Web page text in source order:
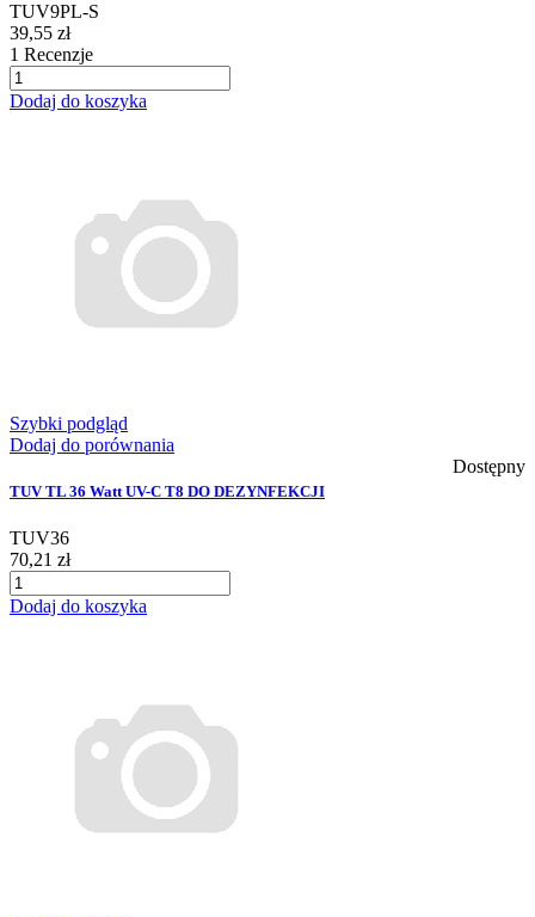
TUV9PL-S
39,55 zł
1 Recenzje
Dodaj do koszyka
Szybki podgląd
Dodaj do porównania
Dostępny
TUV TL 36 Watt UV-C T8 DO DEZYNFEKCJI
TUV36
70,21 zł
Dodaj do koszyka